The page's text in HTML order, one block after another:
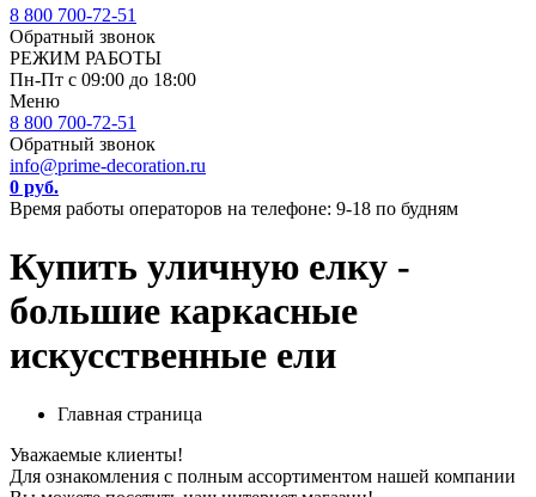
8 800 700-72-51
Обратный звонок
РЕЖИМ РАБОТЫ
Пн-Пт с 09:00 до 18:00
Меню
8 800 700-72-51
Обратный звонок
info@prime-decoration.ru
0 руб.
Время работы операторов на телефоне: 9-18 по будням
Купить уличную елку -
большие каркасные
искусственные ели
Главная страница
Уважаемые клиенты!
Для ознакомления с полным ассортиментом нашей компании